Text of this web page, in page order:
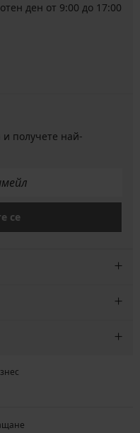
ден от 9:00 до 17:00
получете най-
се